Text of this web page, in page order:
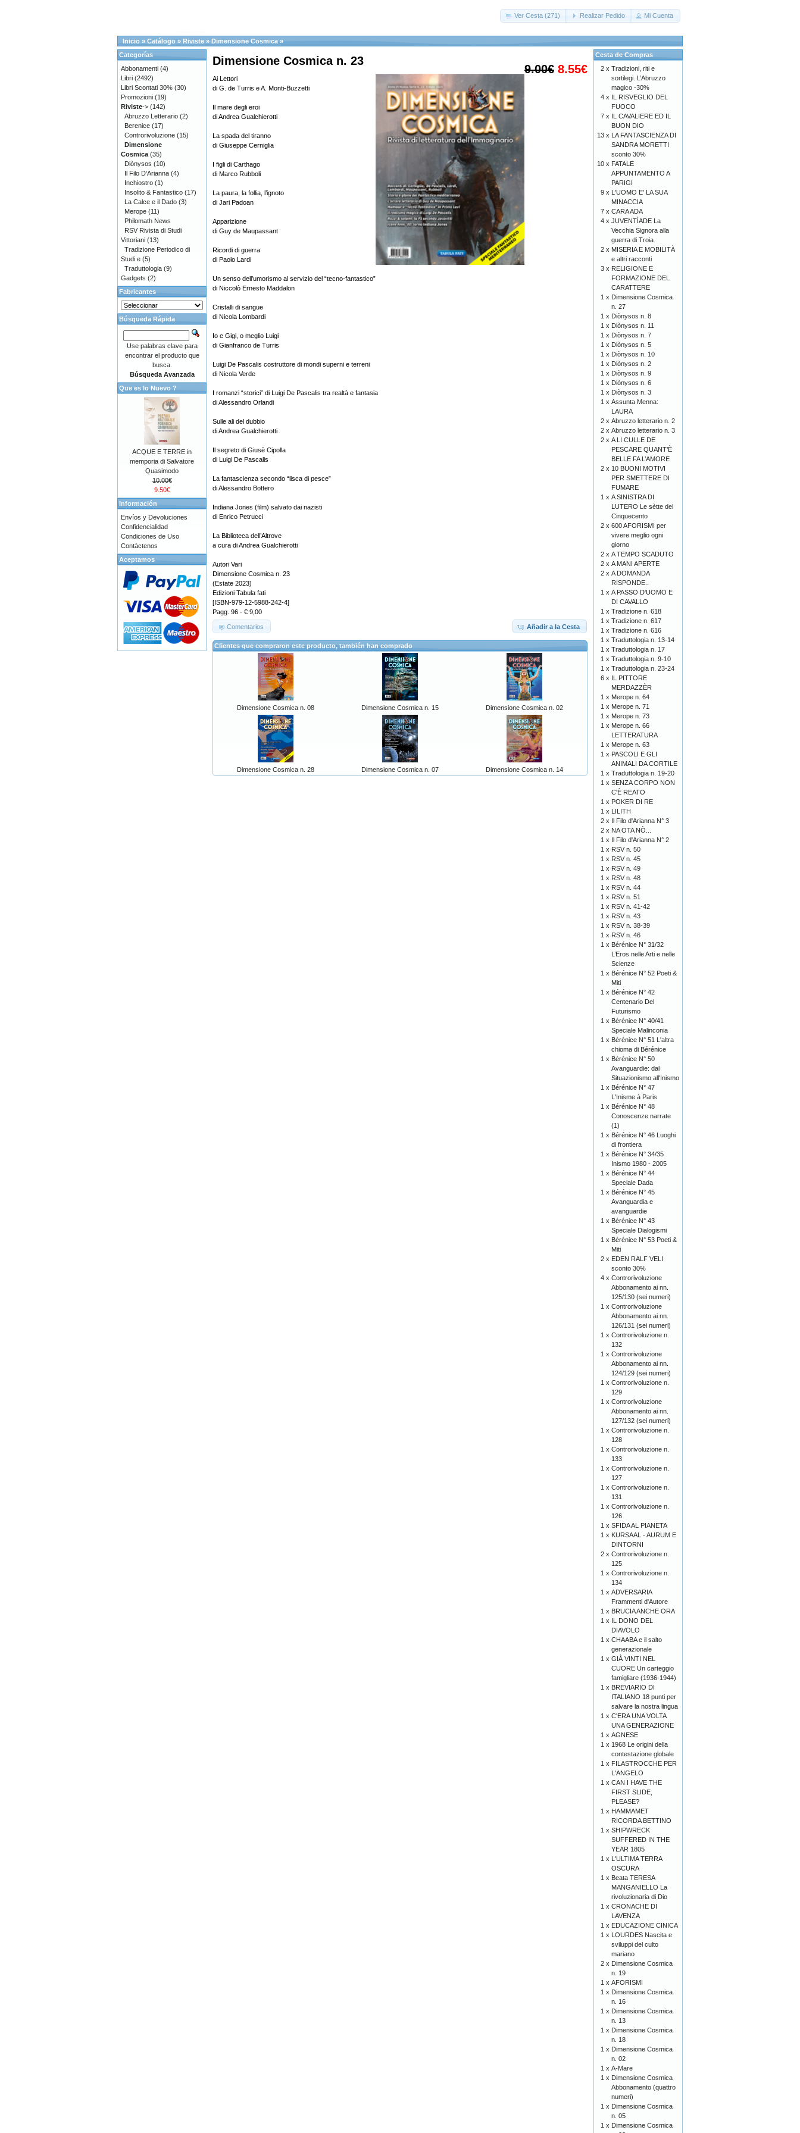
Ver Cesta (271) Realizar Pedido Mi Cuenta
Inicio » Catálogo » Riviste » Dimensione Cosmica »
9.00€ 8.55€
Dimensione Cosmica n. 23
Ai Lettori
di G. de Turris e A. Monti-Buzzetti
Il mare degli eroi
di Andrea Gualchierotti
La spada del tiranno
di Giuseppe Cerniglia
I figli di Carthago
di Marco Rubboli
La paura, la follia, l’ignoto
di Jari Padoan
Apparizione
di Guy de Maupassant
Ricordi di guerra
di Paolo Lardi
Un senso dell’umorismo al servizio del “tecno-fantastico”
di Niccolò Ernesto Maddalon
Cristalli di sangue
di Nicola Lombardi
Io e Gigi, o meglio Luigi
di Gianfranco de Turris
Luigi De Pascalis costruttore di mondi superni e terreni
di Nicola Verde
I romanzi “storici” di Luigi De Pascalis tra realtà e fantasia
di Alessandro Orlandi
Sulle ali del dubbio
di Andrea Gualchierotti
Il segreto di Giusè Cipolla
di Luigi De Pascalis
La fantascienza secondo “lisca di pesce”
di Alessandro Bottero
Indiana Jones (film) salvato dai nazisti
di Enrico Petrucci
La Biblioteca dell’Altrove
a cura di Andrea Gualchierotti
Autori Vari
Dimensione Cosmica n. 23
(Estate 2023)
Edizioni Tabula fati
[ISBN-979-12-5988-242-4]
Pagg. 96 - € 9,00
Añadir a la Cesta
Comentarios
Clientes que compraron este producto, también han comprado
Dimensione Cosmica n. 08 Dimensione Cosmica n. 15 Dimensione Cosmica n. 02
Dimensione Cosmica n. 28 Dimensione Cosmica n. 07 Dimensione Cosmica n. 14
Categorías
Abbonamenti (4)
Libri (2492)
Libri Scontati 30% (30)
Promozioni (19)
Riviste-> (142)
Abruzzo Letterario (2)
Berenice (17)
Controrivoluzione (15)
Dimensione
Cosmica (35)
Diònysos (10)
Il Filo D'Arianna (4)
Inchiostro (1)
Insolito & Fantastico (17)
La Calce e il Dado (3)
Merope (11)
Philomath News
RSV Rivista di Studi
Vittoriani (13)
Tradizione Periodico di
Studi e (5)
Traduttologia (9)
Gadgets (2)
Fabricantes
Búsqueda Rápida
Use palabras clave para
encontrar el producto que
busca.
Búsqueda Avanzada
Que es lo Nuevo ?
ACQUE E TERRE in
memporia di Salvatore
Quasimodo
10.00€
9.50€
Información
Envíos y Devoluciones
Confidencialidad
Condiciones de Uso
Contáctenos
Aceptamos
Cesta de Compras
2 x Tradizioni, riti e
sortilegi. L’Abruzzo
magico -30%
4 x IL RISVEGLIO DEL
FUOCO
7 x IL CAVALIERE ED IL
BUON DIO
13 x LA FANTASCIENZA DI
SANDRA MORETTI
sconto 30%
10 x FATALE
APPUNTAMENTO A
PARIGI
9 x L'UOMO E' LA SUA
MINACCIA
7 x CARA ADA
4 x JUVENTÌADE La
Vecchia Signora alla
guerra di Troia
2 x MISERIA E MOBILITÀ
e altri racconti
3 x RELIGIONE E
FORMAZIONE DEL
CARATTERE
1 x Dimensione Cosmica
n. 27
1 x Diònysos n. 8
1 x Diònysos n. 11
1 x Diònysos n. 7
1 x Diònysos n. 5
1 x Diònysos n. 10
1 x Diònysos n. 2
1 x Diònysos n. 9
1 x Diònysos n. 6
1 x Diònysos n. 3
1 x Assunta Menna:
LAURA
2 x Abruzzo letterario n. 2
2 x Abruzzo letterario n. 3
2 x A LI CULLE DE
PESCARE QUANT’È
BELLE FA L’AMORE
2 x 10 BUONI MOTIVI
PER SMETTERE DI
FUMARE
1 x A SINISTRA DI
LUTERO Le sètte del
Cinquecento
2 x 600 AFORISMI per
vivere meglio ogni
giorno
2 x A TEMPO SCADUTO
2 x A MANI APERTE
2 x A DOMANDA
RISPONDE..
1 x A PASSO D'UOMO E
DI CAVALLO
1 x Tradizione n. 618
1 x Tradizione n. 617
1 x Tradizione n. 616
1 x Traduttologia n. 13-14
1 x Traduttologia n. 17
1 x Traduttologia n. 9-10
1 x Traduttologia n. 23-24
6 x IL PITTORE
MERDAZZÈR
1 x Merope n. 64
1 x Merope n. 71
1 x Merope n. 73
1 x Merope n. 66
LETTERATURA
1 x Merope n. 63
1 x PASCOLI E GLI
ANIMALI DA CORTILE
1 x Traduttologia n. 19-20
1 x SENZA CORPO NON
C'È REATO
1 x POKER DI RE
1 x LILITH
2 x Il Filo d'Arianna N° 3
2 x NA OTA NÒ...
1 x Il Filo d'Arianna N° 2
1 x RSV n. 50
1 x RSV n. 45
1 x RSV n. 49
1 x RSV n. 48
1 x RSV n. 44
1 x RSV n. 51
1 x RSV n. 41-42
1 x RSV n. 43
1 x RSV n. 38-39
1 x RSV n. 46
1 x Bérénice N° 31/32
L’Eros nelle Arti e nelle
Scienze
1 x Bérénice N° 52 Poeti &
Miti
1 x Bérénice N° 42
Centenario Del
Futurismo
1 x Bérénice N° 40/41
Speciale Malinconia
1 x Bérénice N° 51 L'altra
chioma di Bérénice
1 x Bérénice N° 50
Avanguardie: dal
Situazionismo all'Inismo
1 x Bérénice N° 47
L'Inisme à Paris
1 x Bérénice N° 48
Conoscenze narrate
(1)
1 x Bérénice N° 46 Luoghi
di frontiera
1 x Bérénice N° 34/35
Inismo 1980 - 2005
1 x Bérénice N° 44
Speciale Dada
1 x Bérénice N° 45
Avanguardia e
avanguardie
1 x Bérénice N° 43
Speciale Dialogismi
1 x Bérénice N° 53 Poeti &
Miti
2 x EDEN RALF VELI
sconto 30%
4 x Controrivoluzione
Abbonamento ai nn.
125/130 (sei numeri)
1 x Controrivoluzione
Abbonamento ai nn.
126/131 (sei numeri)
1 x Controrivoluzione n.
132
1 x Controrivoluzione
Abbonamento ai nn.
124/129 (sei numeri)
1 x Controrivoluzione n.
129
1 x Controrivoluzione
Abbonamento ai nn.
127/132 (sei numeri)
1 x Controrivoluzione n.
128
1 x Controrivoluzione n.
133
1 x Controrivoluzione n.
127
1 x Controrivoluzione n.
131
1 x Controrivoluzione n.
126
1 x SFIDA AL PIANETA
1 x KURSAAL - AURUM E
DINTORNI
2 x Controrivoluzione n.
125
1 x Controrivoluzione n.
134
1 x ADVERSARIA
Frammenti d'Autore
1 x BRUCIA ANCHE ORA
1 x IL DONO DEL
DIAVOLO
1 x CHAABA e il salto
generazionale
1 x GIÀ VINTI NEL
CUORE Un carteggio
famigliare (1936-1944)
1 x BREVIARIO DI
ITALIANO 18 punti per
salvare la nostra lingua
1 x C'ERA UNA VOLTA
UNA GENERAZIONE
1 x AGNESE
1 x 1968 Le origini della
contestazione globale
1 x FILASTROCCHE PER
L'ANGELO
1 x CAN I HAVE THE
FIRST SLIDE,
PLEASE?
1 x HAMMAMET
RICORDA BETTINO
1 x SHIPWRECK
SUFFERED IN THE
YEAR 1805
1 x L'ULTIMA TERRA
OSCURA
1 x Beata TERESA
MANGANIELLO La
rivoluzionaria di Dio
1 x CRONACHE DI
LAVENZA
1 x EDUCAZIONE CINICA
1 x LOURDES Nascita e
sviluppi del culto
mariano
2 x Dimensione Cosmica
n. 19
1 x AFORISMI
1 x Dimensione Cosmica
n. 16
1 x Dimensione Cosmica
n. 13
1 x Dimensione Cosmica
n. 18
1 x Dimensione Cosmica
n. 02
1 x A-Mare
1 x Dimensione Cosmica
Abbonamento (quattro
numeri)
1 x Dimensione Cosmica
n. 05
1 x Dimensione Cosmica